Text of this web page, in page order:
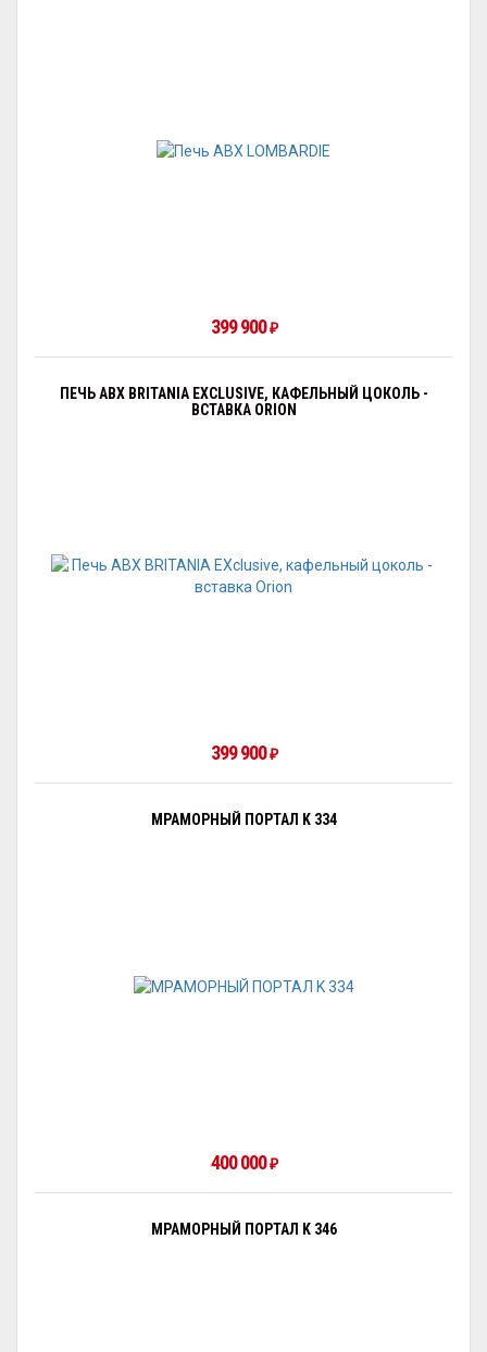
399 900 ₽
ПЕЧЬ ABX BRITANIA EXCLUSIVE, КАФЕЛЬНЫЙ ЦОКОЛЬ -
ВСТАВКА ORION
399 900 ₽
МРАМОРНЫЙ ПОРТАЛ K 334
400 000 ₽
МРАМОРНЫЙ ПОРТАЛ K 346